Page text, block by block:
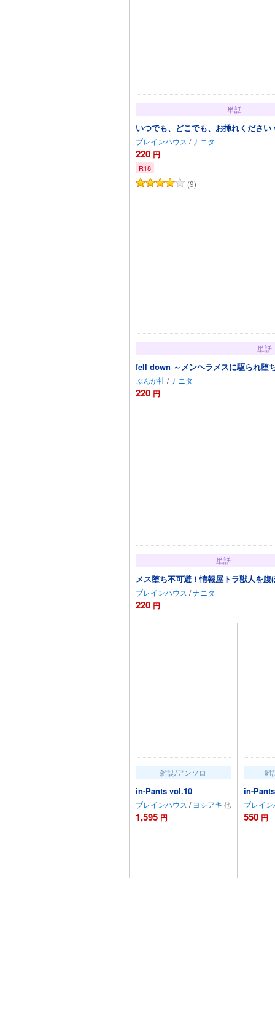
単話
いつでも、どこでも、お挿れくださ
ブレインハウス /ナニタ
220 円
R18
(9)
単話
fell down ～メンヘラメスに駆られ堕
ぶんか社 /ナニタ
220 円
単話
メス堕ち不可避！情報屋トラ獣人を腹
ブレインハウス /ナニタ
220 円
雑誌/アンソロ
in-Pants vol.10
ブレインハウス / ヨシアキ
1,595 円
雑
in-
ブレイ
550 円